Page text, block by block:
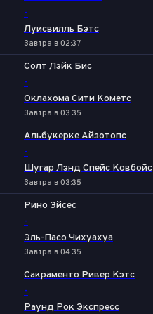
-
Луисвилль Бэтс
Завтра в 02:37
Солт Лэйк Бис
-
Оклахома Сити Кометс
Завтра в 03:35
Альбукерке Айзотопс
-
Шугар Лэнд Спейс Ковбойс
Завтра в 03:35
Рино Эйсес
-
Эль-Пасо Чихуахуа
Завтра в 04:35
Сакраменто Ривер Кэтс
-
Раунд Рок Экспресс